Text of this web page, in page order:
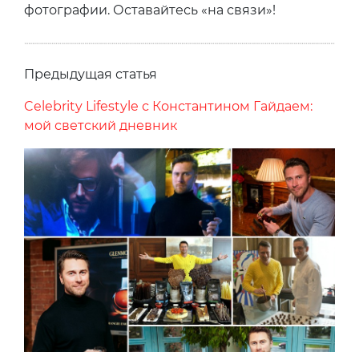
фотографии. Оставайтесь «на связи»!
Предыдущая статья
Celebrity Lifestyle с Константином Гайдаем:
мой светский дневник